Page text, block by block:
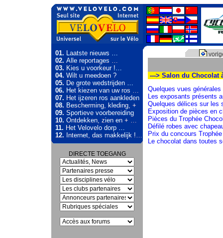
01.Laatste nieuws …
02.Alle reportages …
03.Kies u voorkeur !…
04.Wilt u meedoen ?
05.De grote wedstrijden …
06.Het kiezen van uw ros …
07.Het ijzeren ros aankleden
08.Bescherming, kleding, +
09.Sportieve voorbereiding
10.Ontdekken, zien en + …
11.Het Velovelo dorp …
12.Internet, das makkelijk !…
DIRECTE TOEGANG
---> Salon du Chocolat
Quelques vues générales
Les exposants présents
Quelques délices sur les
Exposition de pièces en
Pièces du Trophée
Défilé robes avec
Prix du concours
Le chocolat dans toutes